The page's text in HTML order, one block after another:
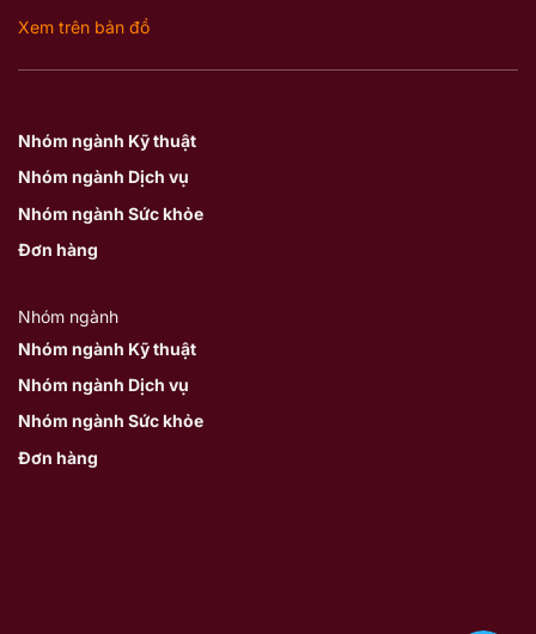
Nhóm ngành Kỹ thuật
Nhóm ngành Dịch vụ
Nhóm ngành Sức khỏe
Đơn hàng
Nhóm ngành
Nhóm ngành Kỹ thuật
Nhóm ngành Dịch vụ
Nhóm ngành Sức khỏe
Đơn hàng
Xem trên bản đồ